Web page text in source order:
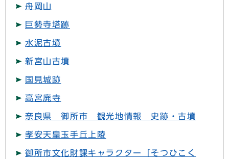
舟岡山
巨勢寺塔跡
水泥古墳
新宮山古墳
国見城跡
高宮廃寺
奈良県 御所市 観光地情報 史跡・古墳
孝安天皇玉手丘上陵
御所市文化財課キャラクター「そつひこく